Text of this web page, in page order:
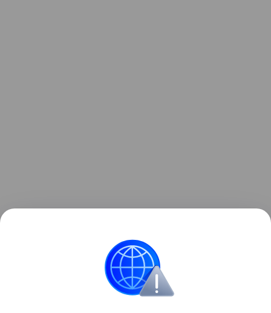
жизни альваресзавроидов — маленьких
насекомоядных динозавров.